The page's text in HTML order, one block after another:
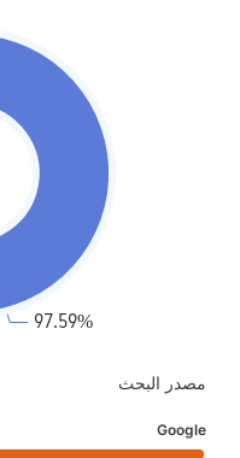
مصدر البحث
Google